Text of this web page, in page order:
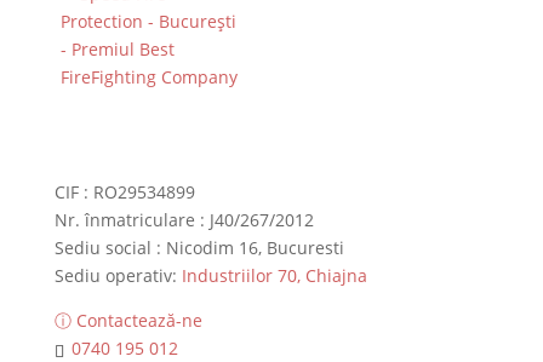
CIF : RO29534899
Nr. înmatriculare : J40/267/2012
Sediu social : Nicodim 16, Bucuresti
Sediu operativ: Industriilor 70, Chiajna
ⓘ Contactează-ne
0740 195 012